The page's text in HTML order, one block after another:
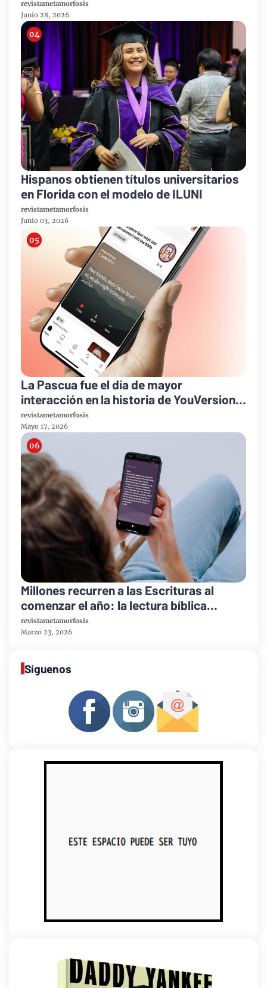
revistametamorfosis
Junio 28, 2026
Hispanos obtienen títulos universitarios
en Florida con el modelo de ILUNI
revistametamorfosis
Junio 03, 2026
La Pascua fue el día de mayor
interacción en la historia de YouVersion a
nivel global
revistametamorfosis
Mayo 17, 2026
Millones recurren a las Escrituras al
comenzar el año: la lectura bíblica
mantiene cifras récord en América
Latina
revistametamorfosis
Marzo 23, 2026
Síguenos